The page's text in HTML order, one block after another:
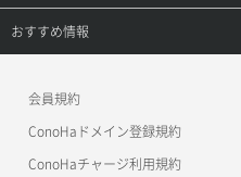
APIドキュメントVPS3.0
APIドキュメントVPS2.0
APIドキュメントVPS3.0
ご利用ガイド
サポートトップ
おすすめ情報
美雲このは徹底ガイド
会員規約
ConoHaドメイン登録規約
ConoHaチャージ利用規約